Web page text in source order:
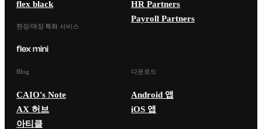
flex black
현장/매장 특화 서비스
HR Partners
Payroll Partners
Blog
CAIO's Note
AX 허브
아티클
다운로드
Android 앱
iOS 앱